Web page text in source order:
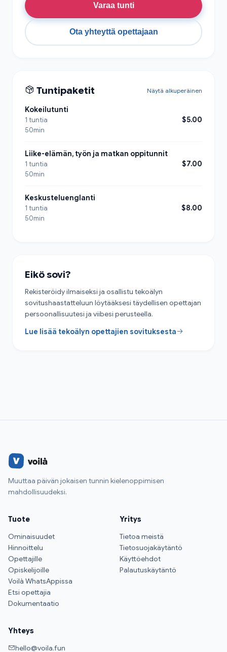
Varaa tunti
Ota yhteyttä opettajaan
Tuntipaketit Näytä alkuperäinen
Kokeilutunti
1 tuntia
50min
$5.00
Liike-elämän, työn ja matkan oppitunnit
1 tuntia
50min
$7.00
Keskusteluenglanti
1 tuntia
50min
$8.00
Eikö sovi?
Rekisteröidy ilmaiseksi ja osallistu tekoälyn
sovitushaastatteluun löytääksesi täydellisen opettajan
persoonallisuutesi ja viibesi perusteella.
Lue lisää tekoälyn opettajien sovituksesta
Muuttaa päivän jokaisen tunnin kielenoppimisen
mahdollisuudeksi.
Tuote
Ominaisuudet
Hinnoittelu
Opettajille
Opiskelijoille
Voilà WhatsAppissa
Etsi opettajia
Dokumentaatio
Yritys
Tietoa meistä
Tietosuojakäytäntö
Käyttöehdot
Palautuskäytäntö
Yhteys
hello@voila.fun